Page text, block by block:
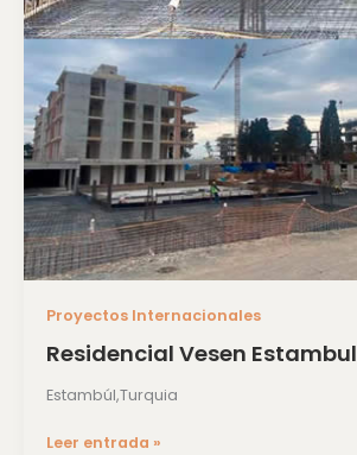
Proyectos Internacionales
Residencial Vesen Estambul
Estambúl,Turquia
Leer entrada »